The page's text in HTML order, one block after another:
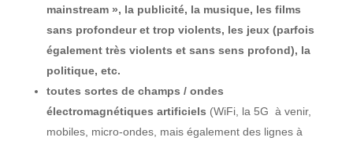
mainstream », la publicité, la musique, les films
sans profondeur et trop violents, les jeux (parfois
également très violents et sans sens profond), la
politique, etc.
toutes sortes de champs / ondes
électromagnétiques artificiels (WiFi, la 5G à venir,
mobiles, micro-ondes, mais également des lignes à